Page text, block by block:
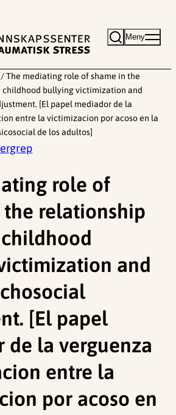
Meny
/ The mediating role of shame in the
bullying victimization and
[El papel mediador de la
entre la victimizacion por acoso en la
de los adultos]
role of
the relationship
and
[El papel
de la verguenza
entre la
por acoso en